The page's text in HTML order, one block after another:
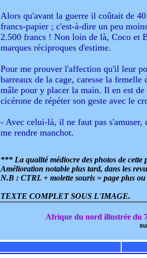
Alors qu'avant la guerre il coûtait de
francs-papier ; c'est-à-dire un peu
2.500 francs ! Non loin de là, Coco et
marques réciproques d'estime.
Pour me prouver l'affection qu'il leur
barreaux de la cage, caresse la
mâle pour y placer la main. Il en est
cicérone de répéter son geste avec le
- Avec celui-là, il ne faut pas
me rendre manchot.
*** La qualité médiocre des photos de cette
Amélioration notable plus tard, dans les
N.B : CTRL + molette souris = page plus
TEXTE COMPLET SOUS L'IMAGE.
Afrique du nord illustrée du